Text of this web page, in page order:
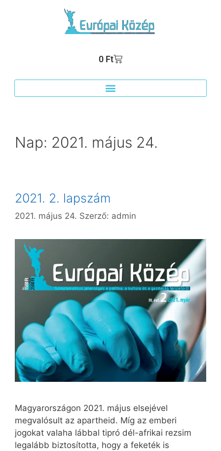
0 Ft
Nap: 2021. május 24.
2021. 2. lapszám
2021. május 24. Szerző: admin
Magyarországon 2021. május elsejével
megvalósult az apartheid. Míg az emberi
jogokat valaha lábbal tipró dél-afrikai rezsim
legalább biztosította, hogy a feketék is